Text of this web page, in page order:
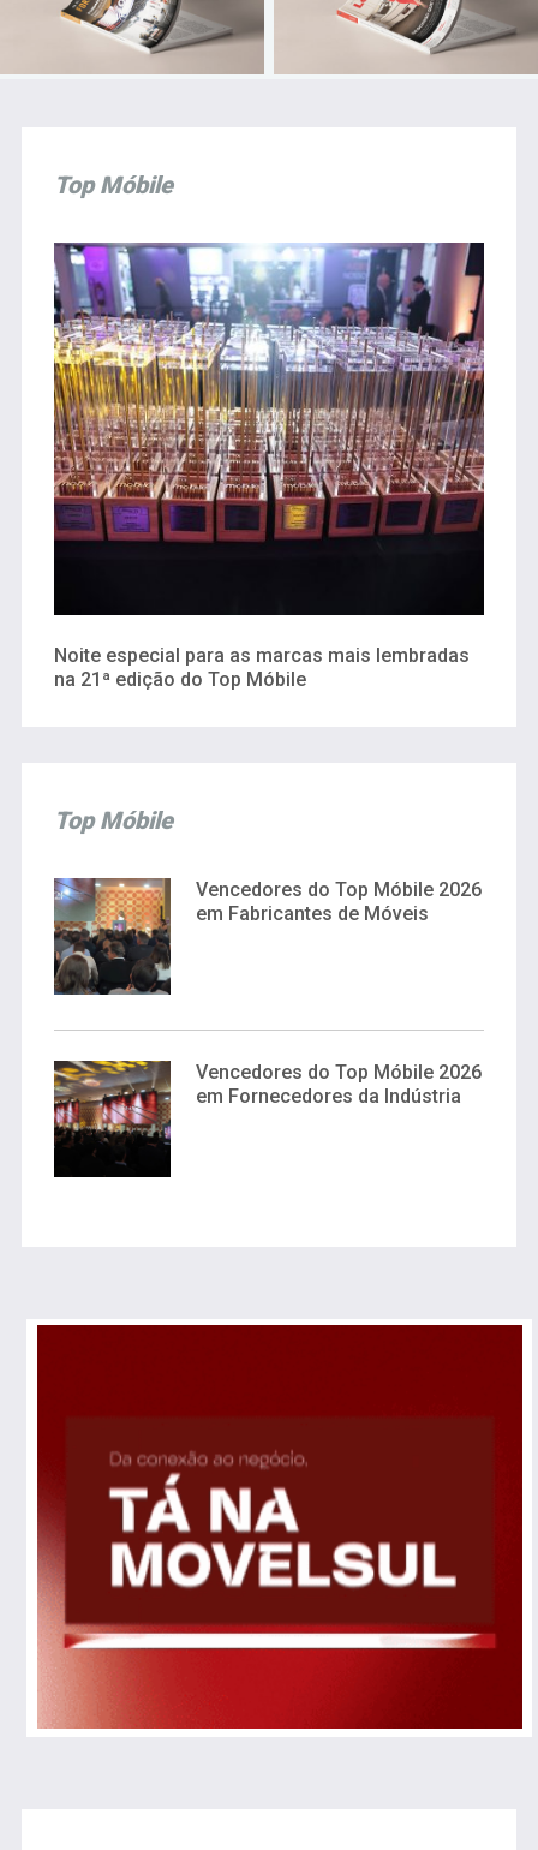
Top Móbile
Noite especial para as marcas mais lembradas
na 21ª edição do Top Móbile
Top Móbile
Vencedores do Top Móbile 2026
em Fabricantes de Móveis
Vencedores do Top Móbile 2026
em Fornecedores da Indústria